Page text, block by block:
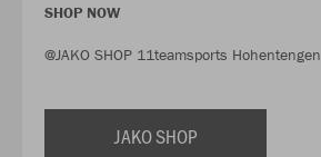
SHOP NOW
@JAKO SHOP 11teamsports Hohentengen
JAKO SHOP